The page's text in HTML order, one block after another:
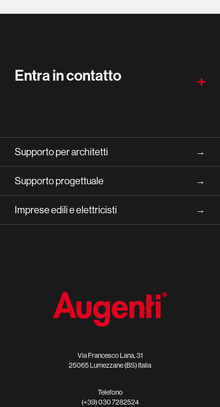
Entra in contatto
Supporto per architetti →
Supporto progettuale →
Imprese edili e elettricisti →
Via Francesco Lana, 31
25065 Lumezzane (BS) Italia
Telefono
(+39) 030 7282524